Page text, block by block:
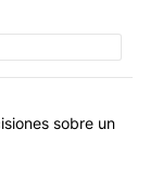
por haber
en boca
es nada.
productiva
en los
Central no pudo
sobre un